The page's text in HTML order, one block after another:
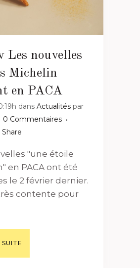
Les nouvelles
Michelin
en PACA
dans Actualités par
0 Commentaires
Share
"une étoile
en PACA ont été
le 2 février dernier.
contente pour